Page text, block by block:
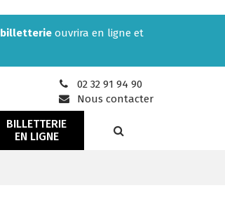
billetterie ouvrira en ligne et
02 32 91 94 90
Nous contacter
BILLETTERIE
EN LIGNE
RECHERCHE